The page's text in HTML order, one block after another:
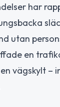
har
utan
en
vägskylt –